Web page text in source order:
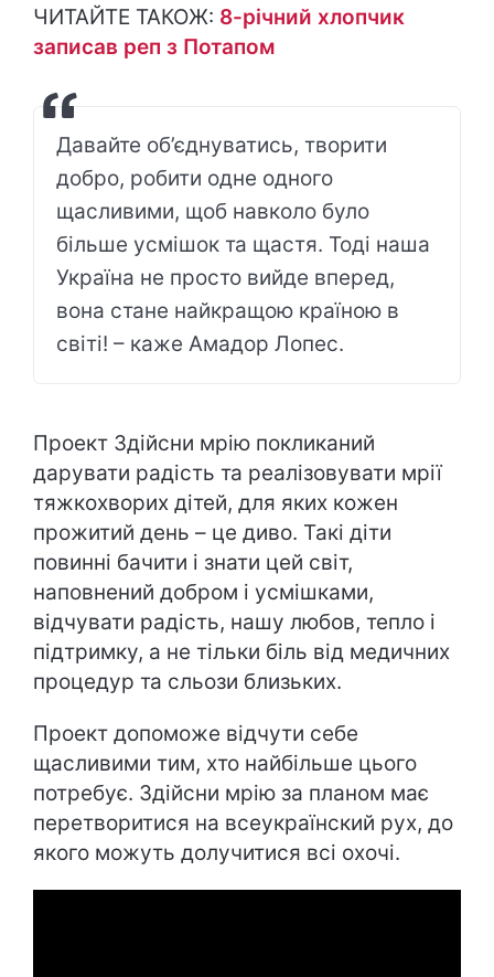
ЧИТАЙТЕ ТАКОЖ: 8-річний хлопчик
записав реп з Потапом
Давайте об’єднуватись, творити
добро, робити одне одного
щасливими, щоб навколо було
більше усмішок та щастя. Тоді наша
Україна не просто вийде вперед,
вона стане найкращою країною в
світі! – каже Амадор Лопес.
Проект Здійсни мрію покликаний
дарувати радість та реалізовувати мрії
тяжкохворих дітей, для яких кожен
прожитий день – це диво. Такі діти
повинні бачити і знати цей світ,
наповнений добром і усмішками,
відчувати радість, нашу любов, тепло і
підтримку, а не тільки біль від медичних
процедур та сльози близьких.
Проект допоможе відчути себе
щасливими тим, хто найбільше цього
потребує. Здійсни мрію за планом має
перетворитися на всеукраїнский рух, до
якого можуть долучитися всі охочі.